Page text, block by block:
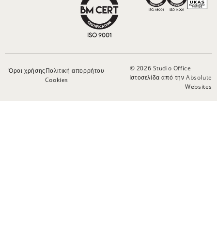
Όροι χρήσηςΠολιτική απορρήτου
Cookies
© 2026 Studio Office
Ιστοσελίδα από την Absolute
Websites